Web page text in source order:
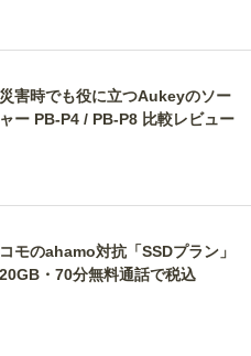
害時でも役に立つAukeyのソー
ー PB-P4 / PB-P8 比較レビュー
モのahamo対抗「SSDプラン」
・70分無料通話で税込